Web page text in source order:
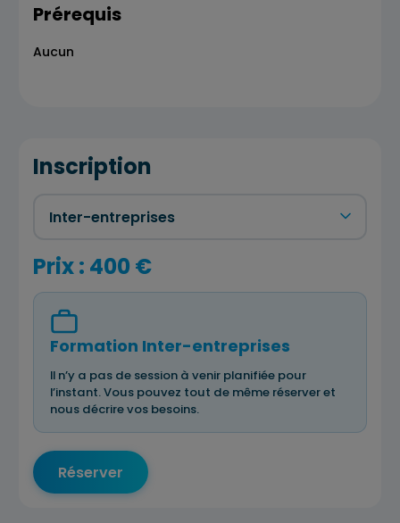
Prérequis
Aucun
Inscription
Prix : 400 €
Formation Inter-entreprises
Il n’y a pas de session à venir planifiée pour
l’instant. Vous pouvez tout de même réserver et
nous décrire vos besoins.
Réserver